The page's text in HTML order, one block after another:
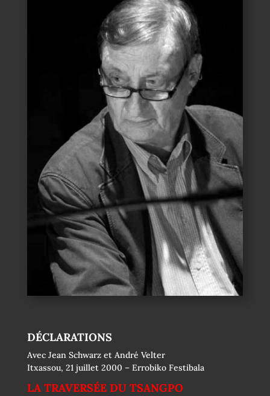
DÉCLARATIONS
Avec Jean Schwarz et André Velter
Itxassou, 21 juillet 2000 – Errobiko Festibala
LA TRAVERSÉE DU TSANGPO